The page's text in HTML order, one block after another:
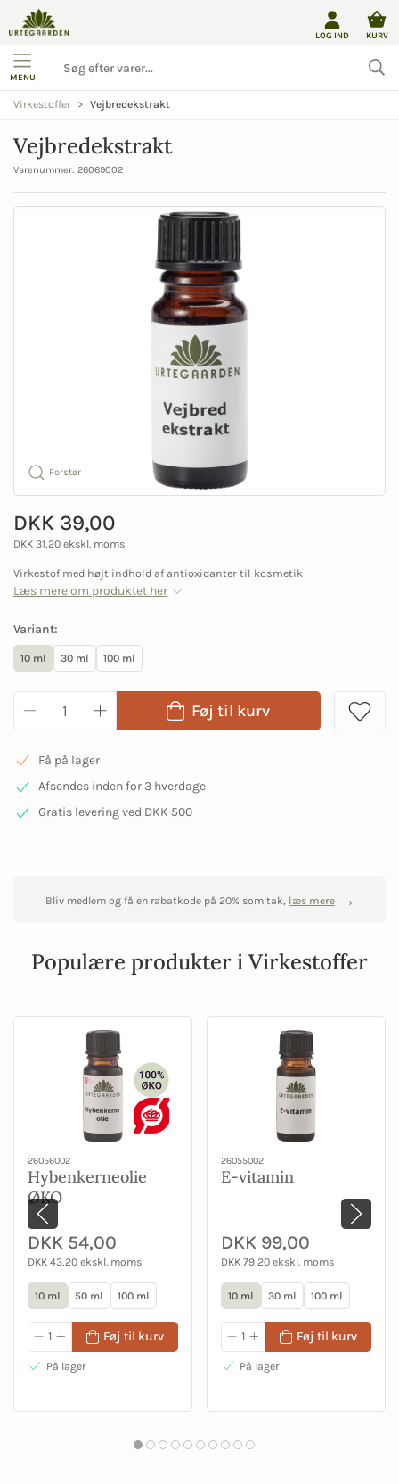
LOG IND KURV
MENU
Virkestoffer Vejbredekstrakt
Vejbredekstrakt
Varenummer: 26069002
Forstør
DKK 39,00
DKK 31,20 ekskl. moms
Virkestof med højt indhold af antioxidanter til kosmetik
Læs mere om produktet her
Variant:
10 ml 30 ml 100 ml
Føj til kurv
Få på lager
Afsendes inden for 3 hverdage
Gratis levering ved DKK 500
Bliv medlem og få en rabatkode på 20% som tak, læs mere
Populære produkter i Virkestoffer
26056002
Hybenkerneolie
ØKO
DKK 54,00
DKK 43,20 ekskl. moms
10 ml 50 ml 100 ml
Føj til kurv
På lager
26055002
E-vitamin
DKK 99,00
DKK 79,20 ekskl. moms
10 ml 30 ml 100 ml
Føj til kurv
På lager